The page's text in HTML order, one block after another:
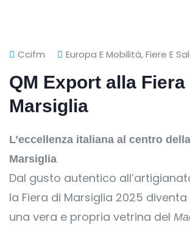
Ccifm Europa E Mobilità,Fiere E
QM Export alla Fiera
Marsiglia
L’eccellenza italiana al centro
Marsiglia
Dal gusto autentico
la Fiera di Marsiglia 2025 diventa
una vera e propria vetrina del